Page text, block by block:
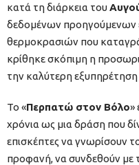
κατά τη διάρκεια του
δεδομένων προηγούμενων
θερμοκρασιών που
κρίθηκε σκόπιμη η
την καλύτερη
Το «Περπατώ στον Βόλο»
χρόνια ως μια δράση που
επισκέπτες να γνωρίσουν
προφανή, να συνδεθούν με